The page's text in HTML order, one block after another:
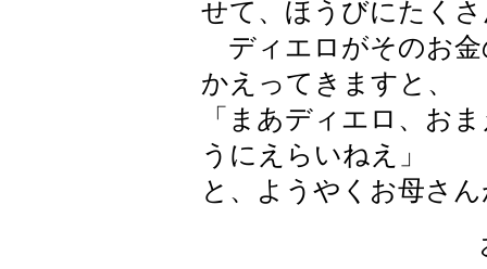
せて、ほうびにたく
ディエロがそのお金
かえってきますと、
「まあディエロ、お
うにえらいねえ」
と、ようやくお母さ